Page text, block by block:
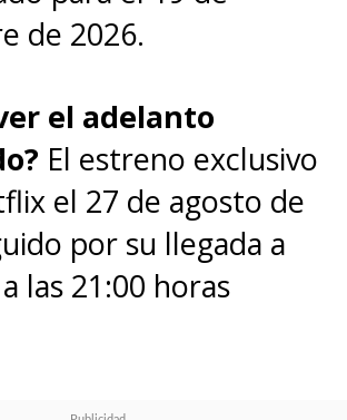
de 2026.
el adelanto
El estreno exclusivo
el 27 de agosto de
por su llegada a
las 21:00 horas